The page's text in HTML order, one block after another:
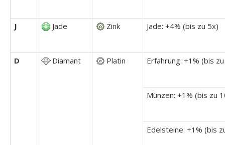
J Jade Zink Jade: +4% (bis zu 5x)
D Diamant Platin Erfahrung: +1% (bis
Münzen: +1% (bis zu
Edelsteine: +1% (bis